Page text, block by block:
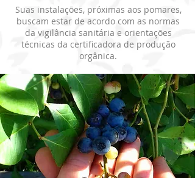
Suas instalações, próximas aos pomares,
buscam estar de acordo com as normas
da vigilância sanitária e orientações
técnicas da certificadora de produção
orgânica.